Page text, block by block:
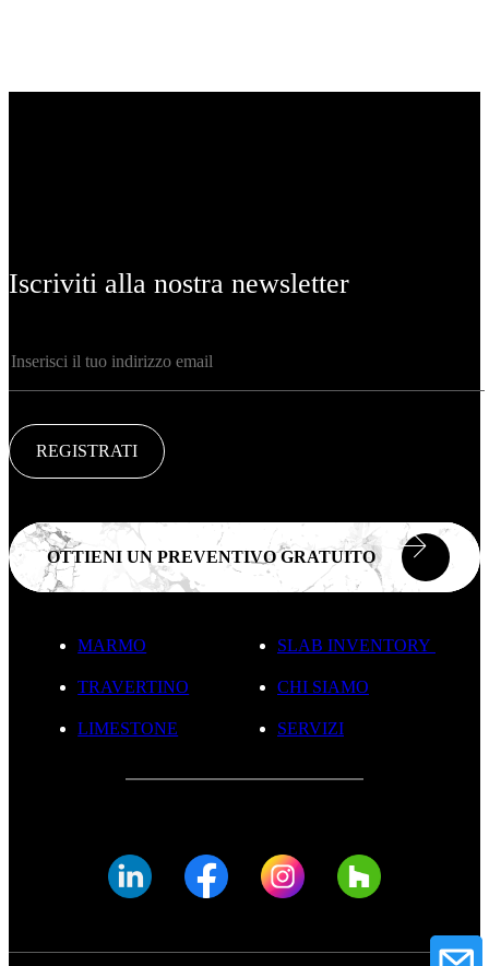
Iscriviti alla nostra newsletter
REGISTRATI
OTTIENI UN PREVENTIVO GRATUITO
MARMO
TRAVERTINO
LIMESTONE
CHI SIAMO
SLAB INVENTORY
SERVIZI